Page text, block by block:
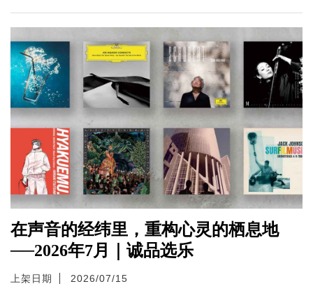
在声音的经纬里，重构心灵的栖息地
──2026年7月｜诚品选乐
上架日期 2026/07/15